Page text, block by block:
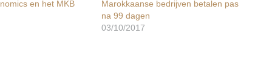
en het MKB
Marokkaanse bedrijven betalen pas
na 99 dagen
03/10/2017